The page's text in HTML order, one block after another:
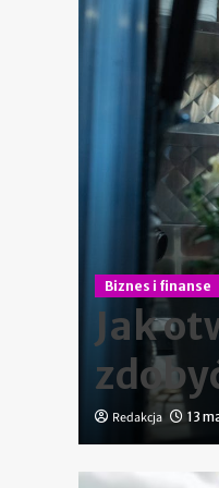
Biznes i finanse
Jak
Redakcja 13